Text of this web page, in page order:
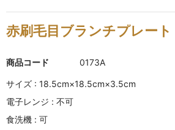
デルフト伊万里シリーズ
FUGA
いちごシリーズ
赤刷毛目ブランチプレート
商品コード 0173A
サイズ : 18.5cm×18.5cm×3.5cm
電子レンジ : 不可
食洗機 : 可